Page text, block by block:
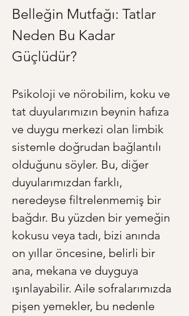
Belleğin Mutfağı: Tatlar
Neden Bu Kadar
Güçlüdür?
Psikoloji ve nörobilim, koku ve
tat duyularımızın beynin hafıza
ve duygu merkezi olan limbik
sistemle doğrudan bağlantılı
olduğunu söyler. Bu, diğer
duyularımızdan farklı,
neredeyse filtrelenmemiş bir
bağdır. Bu yüzden bir yemeğin
kokusu veya tadı, bizi anında
on yıllar öncesine, belirli bir
ana, mekana ve duyguya
ışınlayabilir. Aile sofralarımızda
pişen yemekler, bu nedenle